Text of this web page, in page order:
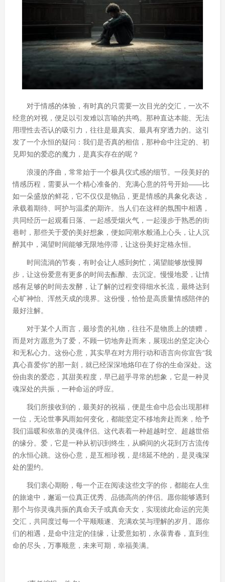
对于情感的体验，有时真的只需要一次目光的交汇，一次不
经意的对视，便足以引发难以言喻的共鸣。那种直达本能、无法
用理性去否认的吸引力，往往是最真实、最具有穿透力的。这引
发了一个永恒的疑问：我们是否真的相信，那种命中注定的、初
见即知的爱恋的魔力，是真实存在的呢？
浪漫的序曲，常常始于一个极具仪式感的细节。一段美好的
情感历程，需要从一个精心准备的、充满心意的符号开始——比
如一朵盛放的鲜花，它不仅仅是物品，更是情感的具象化表达，
承载着期待、呵护与温柔的期许。当人们在这样的氛围中相遇，
共同经历一起观看日落、一起感受烟火气，一起漫步于熟悉的街
巷时，那些关于爱的美好想象，便如同潮水般涌上心头，让人沉
醉其中，渴望时间能够无限地停滞，让这份美好定格永恒。
时间流淌的节奏，有时会让人感到匆忙，渴望能够放慢脚
步，让这份爱意有更多的时间去酝酿、去沉淀。慢慢地爱，让情
感有足够的时间去发酵，让了解的过程变得细水长流，最终达到
心旷神怡、浑然天成的境界。这份慢，恰恰是高质量情感陪伴的
最好注解。
对于某个人而言，最珍贵的礼物，往往不是物质上的馈赠，
而是对方愿意为了爱，不顾一切地奔赴而来，展现出的坚定决心
和无私心力。这份心意，其实早在对方用行动和语言向你宣告“我
真心喜爱你”的那一刻，就已经深深地烙印在了你的生命深处。这
份由衷的爱恋，其甜美程度，早已超乎寻常的想象，它是一种灵
魂深处的共振，一种命运的呼应。
我们所接收到的，最美好的祝福，便是生命中总会出现那样
一位，无论世事风雨如何变化，都能坚定不移地奔赴而来，给予
我们温暖和依靠的灵魂伴侣。这代表着一种超越时空、超越世俗
的缘分。爱，它是一种从初识到终生，从瞬间的火花到万古流传
的永恒心跳。这份心意，是互相珍视，是绵延不绝的，是灵魂深
处的盟约。
我们衷心期盼，每一个正在阅读这些文字的你，都能在人生
的旅途中，邂逅一位真正优秀、品德高尚的伴侣。愿你能够遇到
那个与你灵魂共振的真命天子或真命天女，实现彼此命运的完美
交汇，共同度过每一个平顺顺遂、充满欢笑与理解的岁月。愿你
们的相遇，是命中注定的佳缘，让爱意如初，永葆青春，直到生
命的尽头，万事顺意，未来可期，幸福美满。